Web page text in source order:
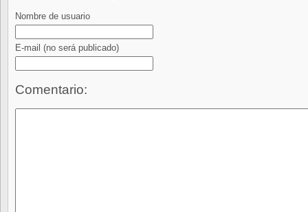
Nombre de usuario
E-mail (no será publicado)
Comentario: